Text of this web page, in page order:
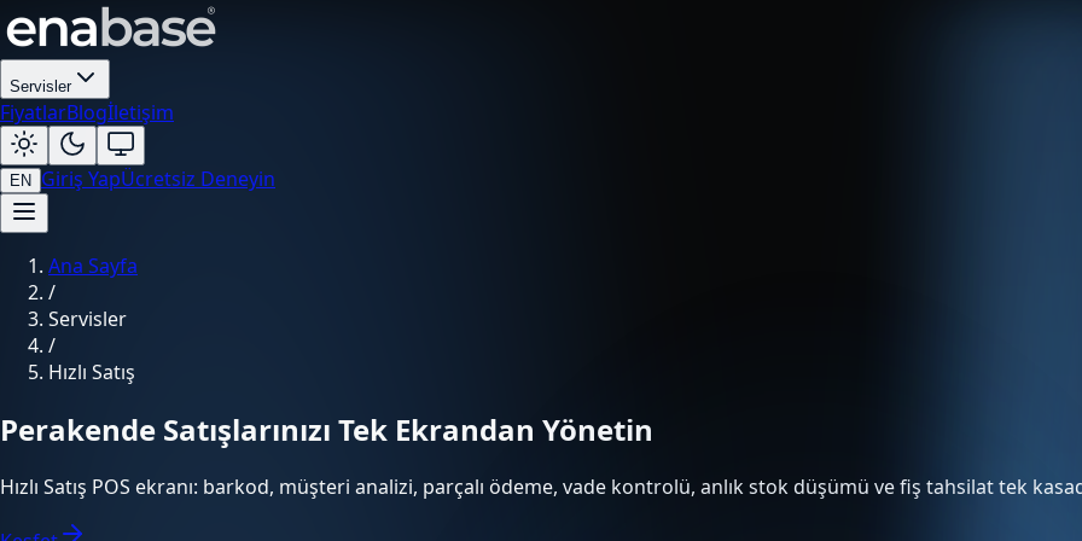
Servisler
FiyatlarBlogİletişim
EN Giriş YapÜcretsiz Deneyin
Ana Sayfa
/
Servisler
/
Hızlı Satış
Perakende Satışlarınızı Tek Ekrandan Yönetin
Hızlı Satış POS ekranı: barkod, müşteri analizi, parçalı ödeme, vade kontrolü, anlık stok düşümü ve fiş tahsilat tek